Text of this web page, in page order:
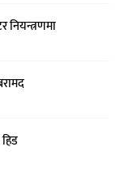
नियन्त्रणमा